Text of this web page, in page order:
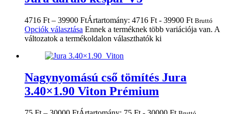
4716 Ft – 39900 FtÁrtartomány: 4716 Ft - 39900 Ft Bruttó
Opciók választása Ennek a terméknek több variációja van. A
változatok a termékoldalon választhatók ki
Nagynyomású cső tömítés Jura
3.40×1.90 Viton Prémium